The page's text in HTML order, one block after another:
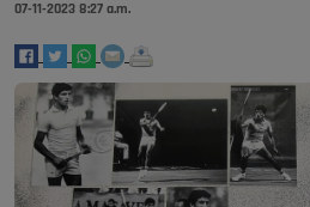
07-11-2023 8:27 a.m.